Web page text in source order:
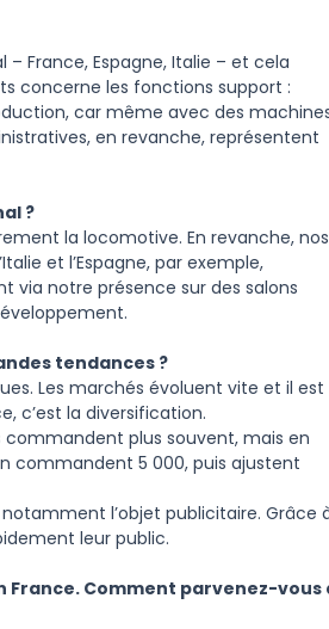
– France, Espagne, Italie – et cela
concerne les fonctions support :
car même avec des
en revanche, représentent
?
la locomotive. En revanche, nos
et l’Espagne, par exemple,
via notre présence sur des salons
tendances ?
Les marchés évoluent vite et il est
c’est la diversification.
commandent plus souvent, mais en
commandent 5 000, puis ajustent
l’objet publicitaire. Grâce
leur public.
Comment parvenez-vous